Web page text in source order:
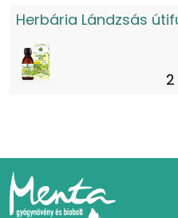
Herbária Lándzsás